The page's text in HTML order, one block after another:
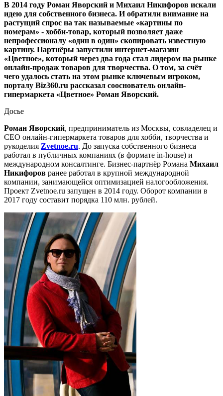
В 2014 году Роман Яворский и Михаил Никифоров искали
идею для собственного бизнеса. И обратили внимание на
растущий спрос на так называемые «картины по
номерам» - хобби-товар, который позволяет даже
непрофессионалу «один в один» скопировать известную
картину. Партнёры запустили интернет-магазин
«Цветное», который через два года стал лидером на рынке
онлайн-продаж товаров для творчества. О том, за счёт
чего удалось стать на этом рынке ключевым игроком,
порталу Biz360.ru рассказал сооснователь онлайн-
гипермаркета «Цветное» Роман Яворский.
Досье
Роман Яворский, предприниматель из Москвы, совладелец и
CEO онлайн-гипермаркета товаров для хобби, творчества и
рукоделия Zvetnoe.ru. До запуска собственного бизнеса
работал в публичных компаниях (в формате in-house) и
международном консалтинге. Бизнес-партнёр Романа Михаил
Никифоров ранее работал в крупной международной
компании, занимающейся оптимизацией налогообложения.
Проект Zvetnoe.ru запущен в 2014 году. Оборот компании в
2017 году составит порядка 110 млн. рублей.